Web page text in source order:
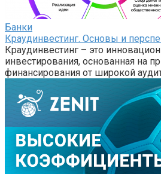
Банки
Краудинвестинг. Основы и
Краудинвестинг – это
инвестирования, основанная на
финансирования от широкой